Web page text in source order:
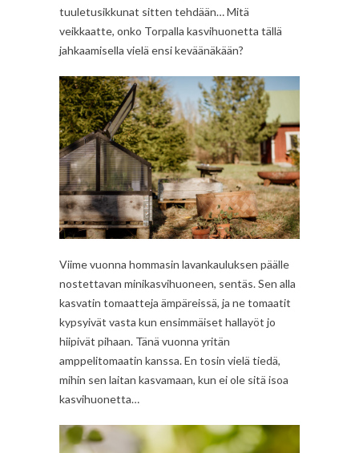
tuuletusikkunat sitten tehdään… Mitä
veikkaatte, onko Torpalla kasvihuonetta tällä
jahkaamisella vielä ensi keväänäkään?
Viime vuonna hommasin lavankauluksen päälle
nostettavan minikasvihuoneen, sentäs. Sen alla
kasvatin tomaatteja ämpäreissä, ja ne tomaatit
kypsyivät vasta kun ensimmäiset hallayöt jo
hiipivät pihaan. Tänä vuonna yritän
amppelitomaatin kanssa. En tosin vielä tiedä,
mihin sen laitan kasvamaan, kun ei ole sitä isoa
kasvihuonetta…